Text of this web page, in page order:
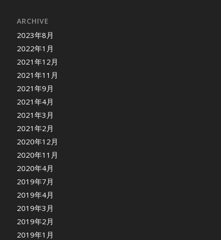
ARCHIVE
2023年8月
2022年1月
2021年12月
2021年11月
2021年9月
2021年4月
2021年3月
2021年2月
2020年12月
2020年11月
2020年4月
2019年7月
2019年4月
2019年3月
2019年2月
2019年1月